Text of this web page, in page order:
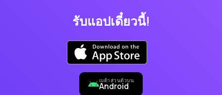
รับแอปเดี๋ยวนี้!
เบต้าส่วนตัวบน
Android